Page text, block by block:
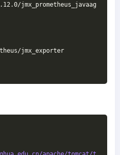
jmx_prometheus_javaag
jmx_exporter